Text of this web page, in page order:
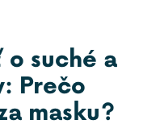
o suché a
Prečo
masku?